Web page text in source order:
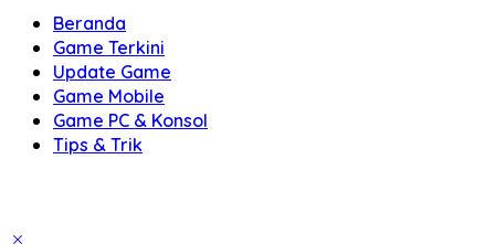
Beranda
Game Terkini
Update Game
Game Mobile
Game PC & Konsol
Tips & Trik